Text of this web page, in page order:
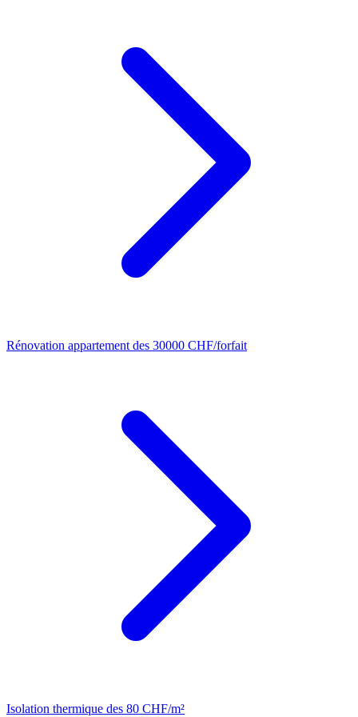
Rénovation appartement des 30000 CHF/forfait
Isolation thermique des 80 CHF/m²